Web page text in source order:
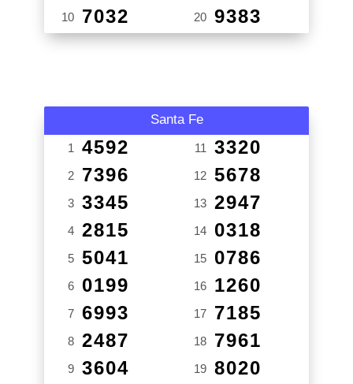
10 7032 20 9383
Santa Fe
1 4592
2 7396
3 3345
4 2815
5 5041
6 0199
7 6993
8 2487
9 3604
11 3320
12 5678
13 2947
14 0318
15 0786
16 1260
17 7185
18 7961
19 8020